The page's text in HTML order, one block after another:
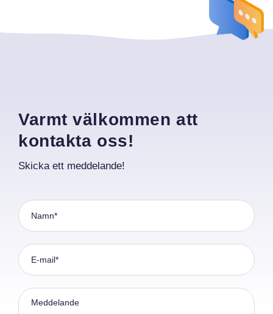
Varmt välkommen att
kontakta oss!
Skicka ett meddelande!